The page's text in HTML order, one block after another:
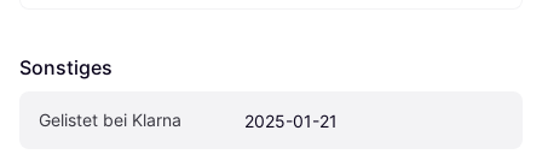
Sonstiges
Gelistet bei Klarna 2025-01-21